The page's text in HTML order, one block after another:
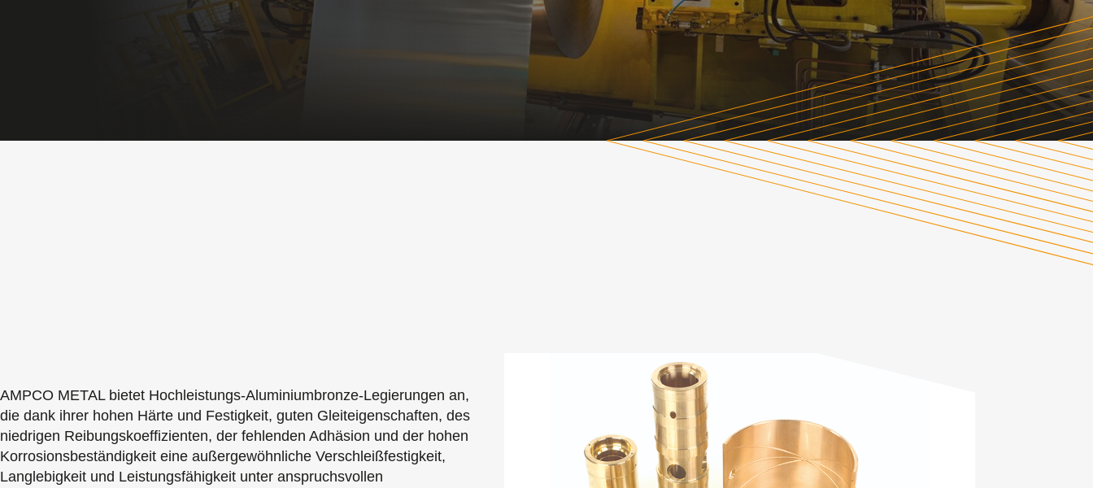
AMPCO METAL bietet Hochleistungs-Aluminiumbronze-Legierungen an,
die dank ihrer hohen Härte und Festigkeit, guten Gleiteigenschaften, des
niedrigen Reibungskoeffizienten, der fehlenden Adhäsion und der hohen
Korrosionsbeständigkeit eine außergewöhnliche Verschleißfestigkeit,
Langlebigkeit und Leistungsfähigkeit unter anspruchsvollen